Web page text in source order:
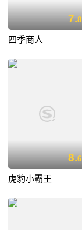
7.8
四季商人
8.6
虎豹小霸王